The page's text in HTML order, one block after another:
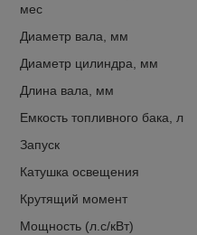
мес
Диаметр вала, мм
Диаметр цилиндра, мм
Длина вала, мм
Емкость топливного бака, л
Запуск
Катушка освещения
Крутящий момент
Мощность (л.с/кВт)